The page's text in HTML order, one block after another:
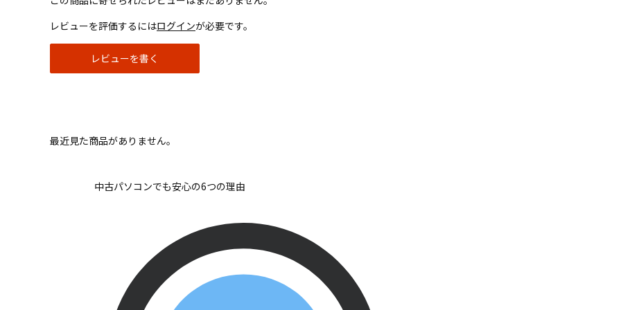
レビューを評価するにはログインが必要です。
レビューを書く
最近見た商品がありません。
中古パソコンでも安心の6つの理由